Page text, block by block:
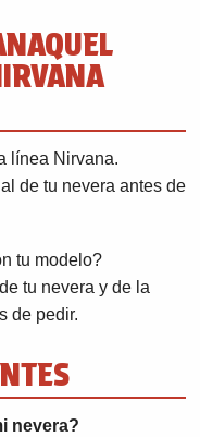
línea Nirvana.
de tu nevera antes de
tu modelo?
tu nevera y de la
de pedir.
nevera?